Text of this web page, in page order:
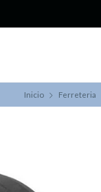
Inicio Ferreteria